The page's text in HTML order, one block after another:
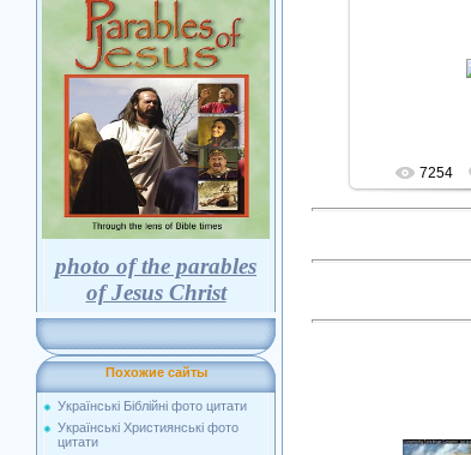
photo of the parables
of Jesus Christ
Похожие сайты
Українські Біблійні фото цитати
Українські Християнські фото
цитати
7254